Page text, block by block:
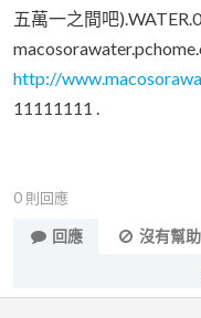
五萬一之間吧
http://
11111111 .
0 則回應
回應
沒有幫助